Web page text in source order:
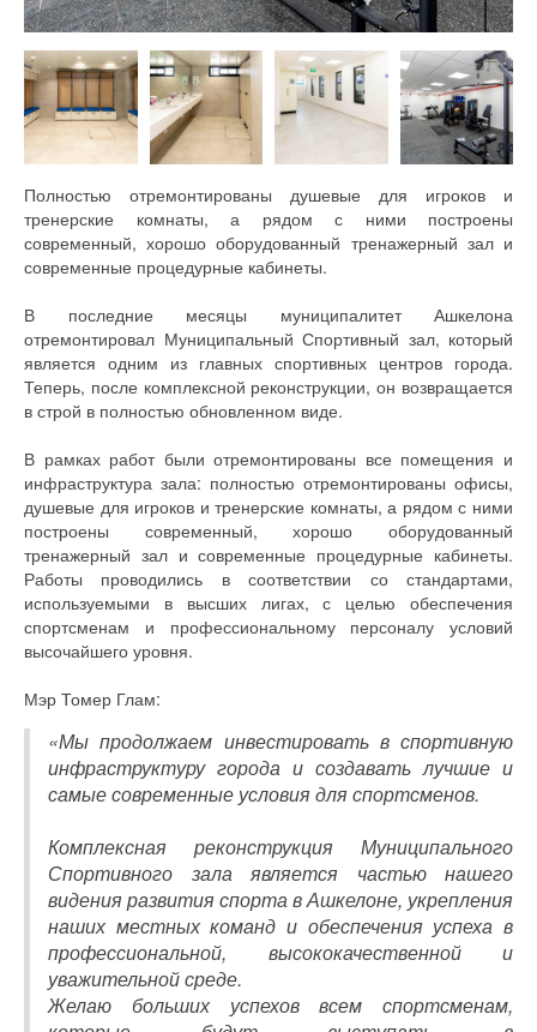
Полностью отремонтированы душевые для игроков и
тренерские комнаты, а рядом с ними построены
современный, хорошо оборудованный тренажерный зал и
современные процедурные кабинеты.
В последние месяцы муниципалитет Ашкелона
отремонтировал Муниципальный Спортивный зал, который
является одним из главных спортивных центров города.
Теперь, после комплексной реконструкции, он возвращается
в строй в полностью обновленном виде.
В рамках работ были отремонтированы все помещения и
инфраструктура зала: полностью отремонтированы офисы,
душевые для игроков и тренерские комнаты, а рядом с ними
построены современный, хорошо оборудованный
тренажерный зал и современные процедурные кабинеты.
Работы проводились в соответствии со стандартами,
используемыми в высших лигах, с целью обеспечения
спортсменам и профессиональному персоналу условий
высочайшего уровня.
Мэр Томер Глам:
«Мы продолжаем инвестировать в спортивную
инфраструктуру города и создавать лучшие и
самые современные условия для спортсменов.
Комплексная реконструкция Муниципального
Спортивного зала является частью нашего
видения развития спорта в Ашкелоне, укрепления
наших местных команд и обеспечения успеха в
профессиональной, высококачественной и
уважительной среде.
Желаю больших успехов всем спортсменам,